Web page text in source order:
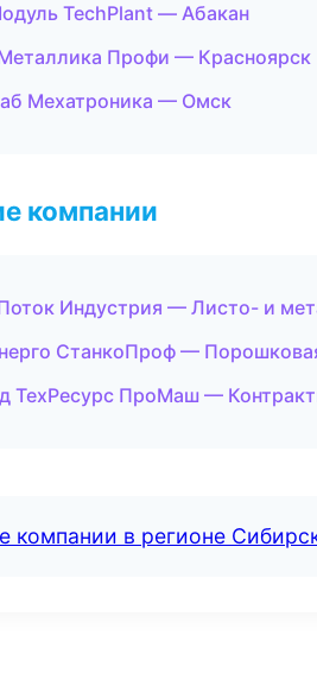
TechPlant — Абакан
Профи — Красноярск
Мехатроника — Омск
компании
Индустрия — Листо- и
СтанкоПроф —
ТехРесурс ПроМаш —
компании в регионе